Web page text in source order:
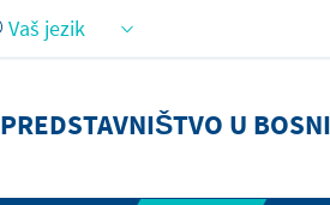
PREDSTAVNIŠTVO U